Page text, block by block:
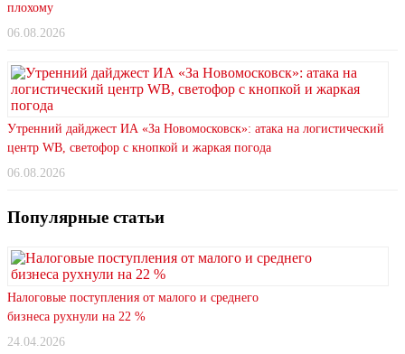
плохому
06.08.2026
Утренний дайджест ИА «За Новомосковск»: атака на логистический
центр WB, светофор с кнопкой и жаркая погода
06.08.2026
Популярные статьи
Налоговые поступления от малого и среднего
бизнеса рухнули на 22 %
24.04.2026